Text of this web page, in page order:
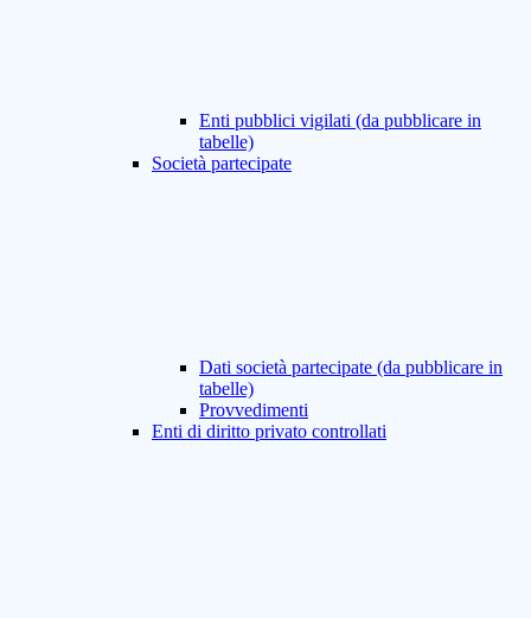
Enti pubblici vigilati (da pubblicare in
tabelle)
Società partecipate
Dati società partecipate (da pubblicare in
tabelle)
Provvedimenti
Enti di diritto privato controllati